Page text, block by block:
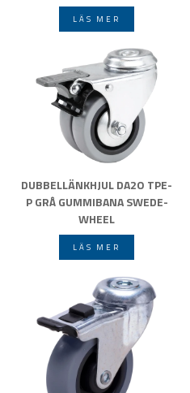
LÄS MER
DUBBELLÄNKHJUL DA2O TPE-
P GRÅ GUMMIBANA SWEDE-
WHEEL
LÄS MER